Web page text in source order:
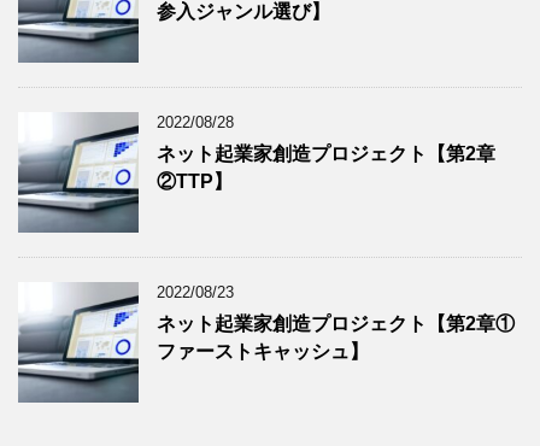
参入ジャンル選び】
2022/08/28
ネット起業家創造プロジェクト【第2章
②TTP】
2022/08/23
ネット起業家創造プロジェクト【第2章①
ファーストキャッシュ】